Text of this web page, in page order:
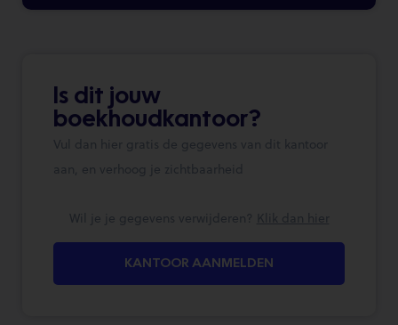
Is dit jouw
boekhoudkantoor?
Vul dan hier gratis de gegevens van dit kantoor
aan, en verhoog je zichtbaarheid
Wil je je gegevens verwijderen? Klik dan hier
KANTOOR AANMELDEN